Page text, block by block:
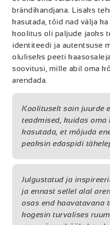
brändikandjana. Lisaks
kasutada, tõid nad välja
koolitus oli paljude jaoks
identiteedi ja autentsuse
oluliseks peeti
soovitusi, mille abil oma
arendada.
Koolituselt sain juurde
teadmised, kuidas oma
kasutada, et mõjuda
peaksin edaspidi
Julgustatud ja
ja ennast sellel alal
osas end haavatavana
kogesin turvalises